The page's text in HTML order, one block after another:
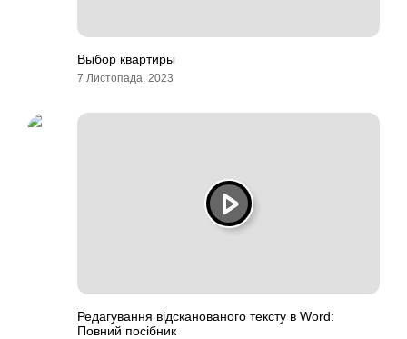
Выбор квартиры
7 Листопада, 2023
Редагування відсканованого тексту в Word:
Повний посібник